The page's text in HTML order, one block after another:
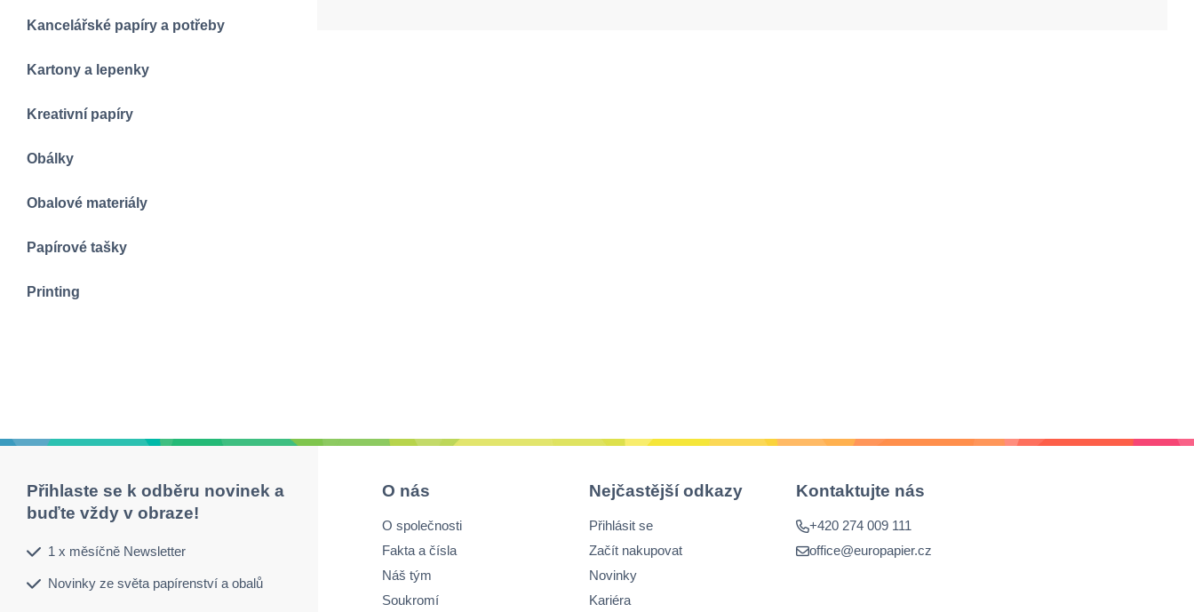
Kancelářské papíry a potřeby
Kartony a lepenky
Kreativní papíry
Obálky
Obalové materiály
Papírové tašky
Printing
Přihlaste se k odběru novinek a
buďte vždy v obraze!
1 x měsíčně Newsletter
Novinky ze světa papírenství a obalů
O nás
O společnosti
Fakta a čísla
Náš tým
Soukromí
Nejčastější odkazy
Přihlásit se
Začít nakupovat
Novinky
Kariéra
Kontaktujte nás
+420 274 009 111
office@europapier.cz